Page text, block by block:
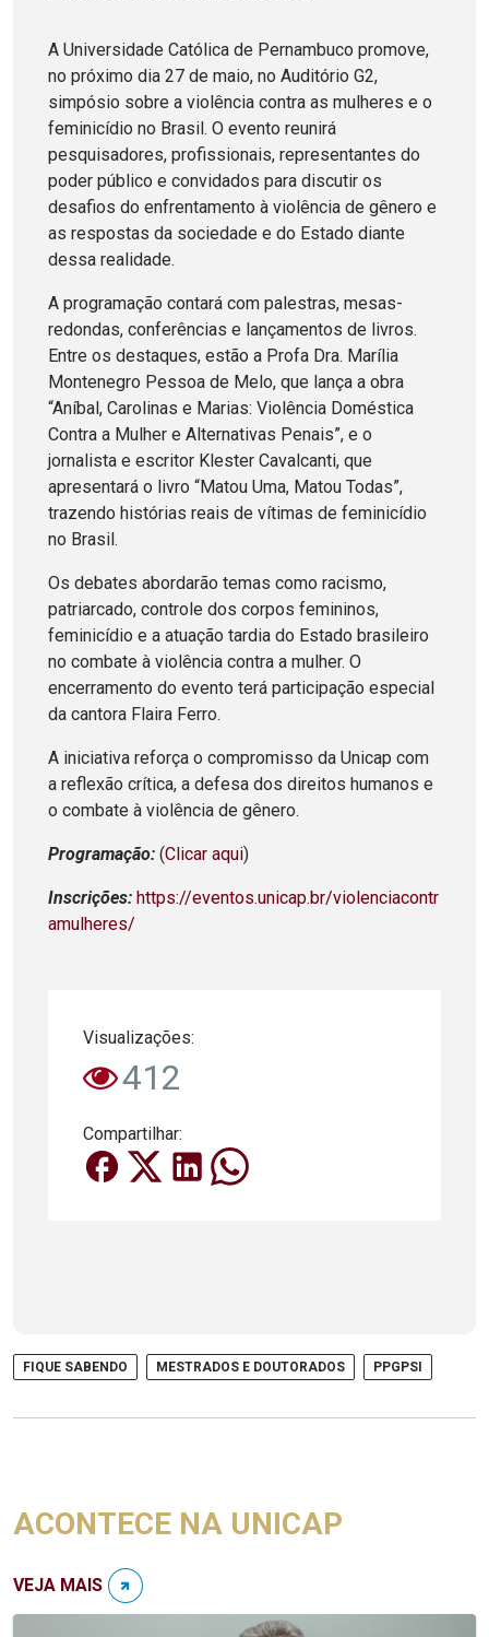
A Universidade Católica de Pernambuco promove,
no próximo dia 27 de maio, no Auditório G2,
simpósio sobre a violência contra as mulheres e o
feminicídio no Brasil. O evento reunirá
pesquisadores, profissionais, representantes do
poder público e convidados para discutir os
desafios do enfrentamento à violência de gênero e
as respostas da sociedade e do Estado diante
dessa realidade.
A programação contará com palestras, mesas-
redondas, conferências e lançamentos de livros.
Entre os destaques, estão a Profa Dra. Marília
Montenegro Pessoa de Melo, que lança a obra
“Aníbal, Carolinas e Marias: Violência Doméstica
Contra a Mulher e Alternativas Penais”, e o
jornalista e escritor Klester Cavalcanti, que
apresentará o livro “Matou Uma, Matou Todas”,
trazendo histórias reais de vítimas de feminicídio
no Brasil.
Os debates abordarão temas como racismo,
patriarcado, controle dos corpos femininos,
feminicídio e a atuação tardia do Estado brasileiro
no combate à violência contra a mulher. O
encerramento do evento terá participação especial
da cantora Flaira Ferro.
A iniciativa reforça o compromisso da Unicap com
a reflexão crítica, a defesa dos direitos humanos e
o combate à violência de gênero.
Programação: (Clicar aqui)
Inscrições: https://eventos.unicap.br/violenciacontr
amulheres/
Visualizações:
412
Compartilhar:
FIQUE SABENDO MESTRADOS E DOUTORADOS PPGPSI
ACONTECE NA UNICAP
VEJA MAIS